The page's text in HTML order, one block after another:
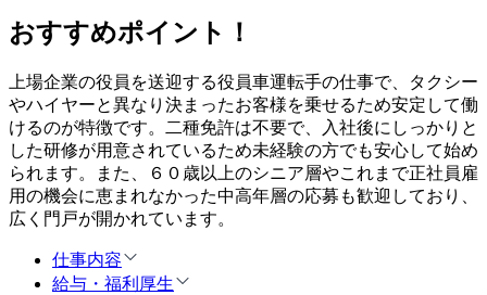
おすすめポイント！
上場企業の役員を送迎する役員車運転手の仕事で、タクシー
やハイヤーと異なり決まったお客様を乗せるため安定して働
けるのが特徴です。二種免許は不要で、入社後にしっかりと
した研修が用意されているため未経験の方でも安心して始め
られます。また、６０歳以上のシニア層やこれまで正社員雇
用の機会に恵まれなかった中高年層の応募も歓迎しており、
広く門戸が開かれています。
仕事内容
給与・福利厚生